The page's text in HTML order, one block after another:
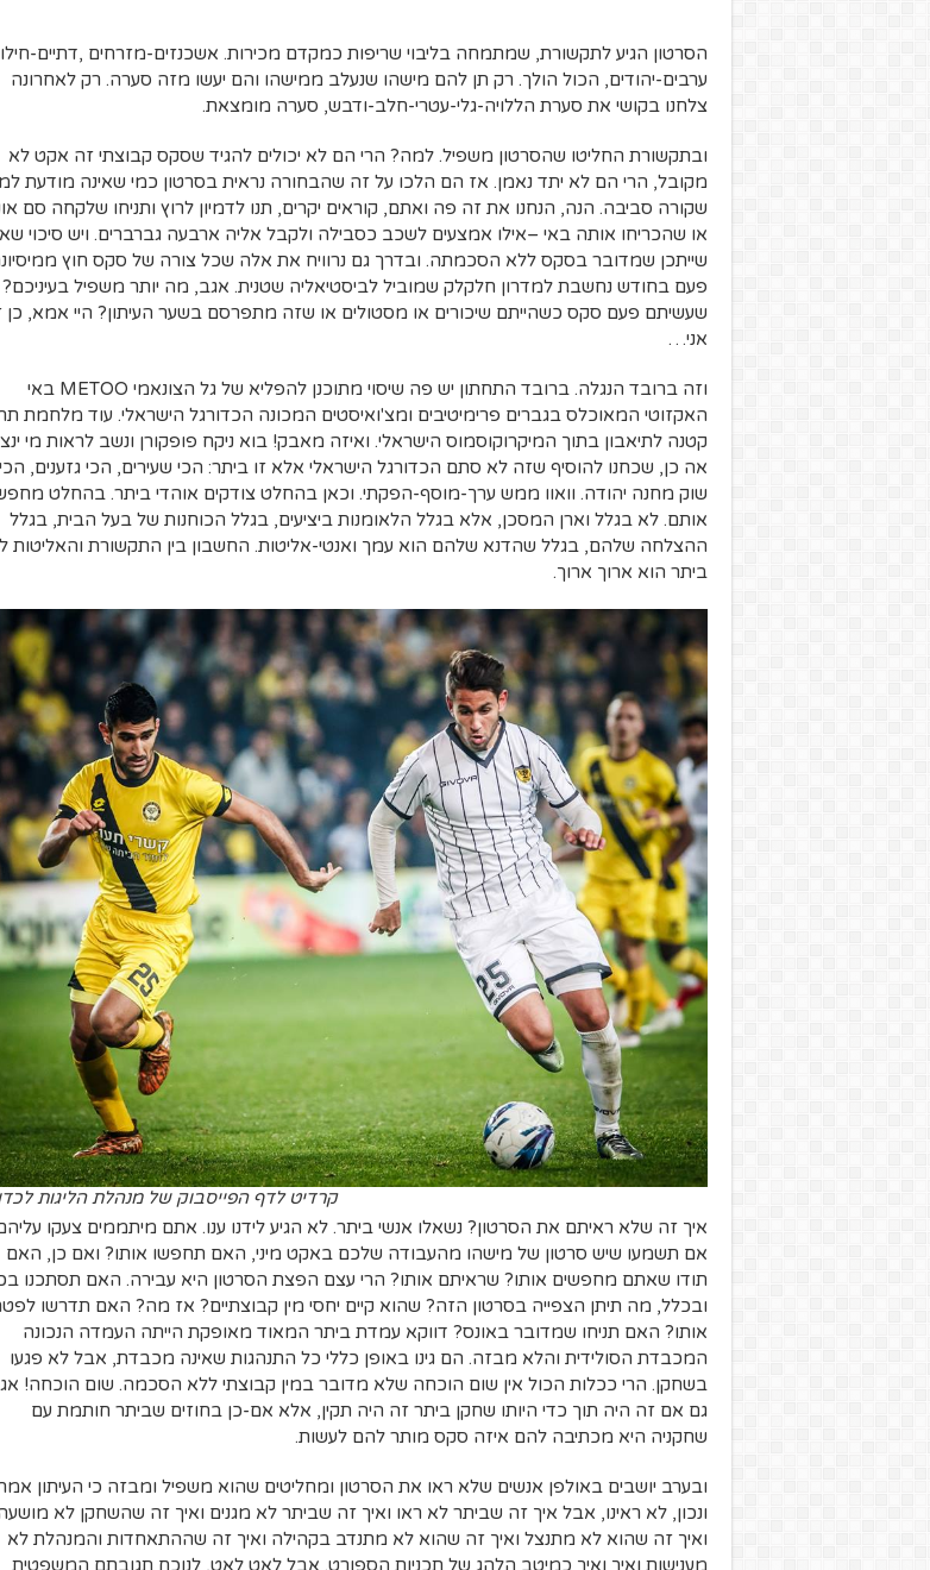
הסרטון הגיע לתקשורת, שמתמחה בליבוי שריפות כמקדם מכירות. אשכנזים-מזרחים ,דתיים-
ערבים-יהודים, הכול הולך. רק תן להם מישהו שנעלב ממישהו והם יעשו מזה סערה. רק לאחרונה
צלחנו בקושי את סערת הללויה-גלי-עטרי-חלב-ודבש, סערה מומצאת.
ובתקשורת החליטו שהסרטון משפיל. למה? הרי הם לא יכולים להגיד שסקס קבוצתי זה אקט לא
מקובל, הרי הם לא יתד נאמן. אז הם הלכו על זה שהבחורה נראית בסרטון כמי שאינה מודעת
שקורה סביבה. הנה, הנחנו את זה פה ואתם, קוראים יקרים, תנו לדמיון לרוץ ותניחו שלקחה סם
או שהכריחו אותה באי –אילו אמצעים לשכב כסבילה ולקבל אליה ארבעה גברברים. ויש סיכוי
שייתכן שמדובר בסקס ללא הסכמתה. ובדרך גם נרוויח את אלה שכל צורה של סקס חוץ
פעם בחודש נחשבת למדרון חלקלק שמוביל לביסטיאליה שטנית. אגב, מה יותר משפיל בעיניכם?
שעשיתם פעם סקס כשהייתם שיכורים או מסטולים או שזה מתפרסם בשער העיתון? היי אמא, כן
אני…
וזה ברובד הנגלה. ברובד התחתון יש פה שיסוי מתוכנן להפליא של גל הצונאמי METOO באי
האקזוטי המאוכלס בגברים פרימיטיבים ומצ'ואיסטים המכונה הכדורגל הישראלי. עוד מלחמת
קטנה לתיאבון בתוך המיקרוקוסמוס הישראלי. ואיזה מאבק! בוא ניקח פופקורן ונשב לראות מי
אה כן, שכחנו להוסיף שזה לא סתם הכדורגל הישראלי אלא זו ביתר: הכי שעירים, הכי גזענים, הכי
שוק מחנה יהודה. וואוו ממש ערך-מוסף-הפקתי. וכאן בהחלט צודקים אוהדי ביתר. בהחלט
אותם. לא בגלל וארן המסכן, אלא בגלל הלאומנות ביציעים, בגלל הכוחנות של בעל הבית, בגלל
ההצלחה שלהם, בגלל שהדנא שלהם הוא עמך ואנטי-אליטות. החשבון בין התקשורת והאליטות
ביתר הוא ארוך ארוך.
קרדיט לדף הפייסבוק של מנהלת הליגות
איך זה שלא ראיתם את הסרטון? נשאלו אנשי ביתר. לא הגיע לידנו ענו. אתם מיתממים צעקו
אם תשמעו שיש סרטון של מישהו מהעבודה שלכם באקט מיני, האם תחפשו אותו? ואם כן, האם
תודו שאתם מחפשים אותו? שראיתם אותו? הרי עצם הפצת הסרטון היא עבירה. האם תסתכנו
ובכלל, מה תיתן הצפייה בסרטון הזה? שהוא קיים יחסי מין קבוצתיים? אז מה? האם תדרשו
אותו? האם תניחו שמדובר באונס? דווקא עמדת ביתר המאוד מאופקת הייתה העמדה הנכונה
המכבדת הסולידית והלא מבזה. הם גינו באופן כללי כל התנהגות שאינה מכבדת, אבל לא פגעו
בשחקן. הרי ככלות הכול אין שום הוכחה שלא מדובר במין קבוצתי ללא הסכמה. שום הוכחה!
גם אם זה היה תוך כדי היותו שחקן ביתר זה היה תקין, אלא אם-כן בחוזים שביתר חותמת עם
שחקניה היא מכתיבה להם איזה סקס מותר להם לעשות.
ובערב יושבים באולפן אנשים שלא ראו את הסרטון ומחליטים שהוא משפיל ומבזה כי העיתון
ונכון, לא ראינו, אבל איך זה שביתר לא ראו ואיך זה שביתר לא מגנים ואיך זה שהשחקן לא
ואיך זה שהוא לא מתנצל ואיך זה שהוא לא מתנדב בקהילה ואיך זה שההתאחדות והמנהלת לא
מענישות ואיך ואיך כמיטב הלהג של תכניות הספורט. אבל לאט לאט, לנוכח תגובתם המשפטית